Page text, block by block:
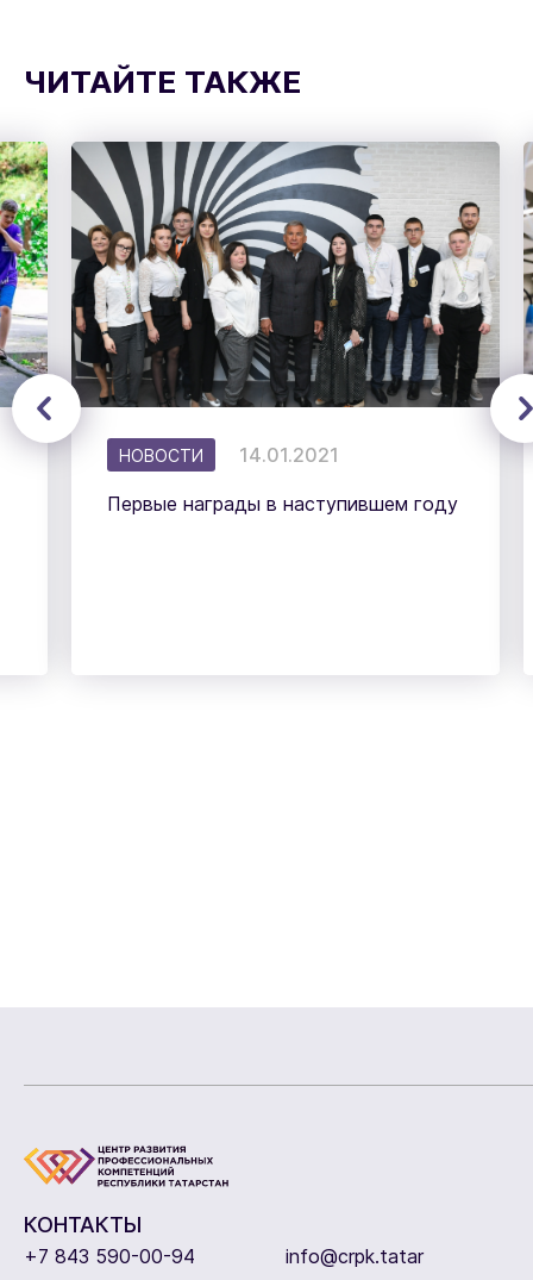
ЧИТАЙТЕ ТАКЖЕ
НОВОСТИ 14.01.2021
Первые награды в наступившем году
КОНТАКТЫ
+7 843 590-00-94 info@crpk.tatar